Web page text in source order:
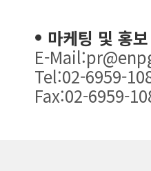
마케팅 및 홍
E-
Tel:02-6959-
Fax:02-6959-